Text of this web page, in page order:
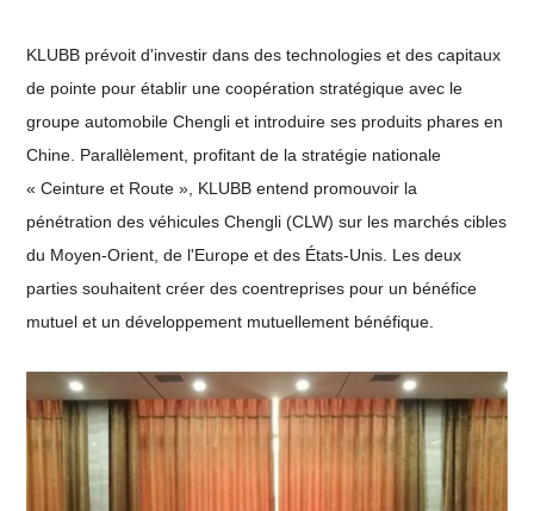
KLUBB prévoit d'investir dans des technologies et des capitaux
de pointe pour établir une coopération stratégique avec le
groupe automobile Chengli et introduire ses produits phares en
Chine. Parallèlement, profitant de la stratégie nationale
« Ceinture et Route », KLUBB entend promouvoir la
pénétration des véhicules Chengli (CLW) sur les marchés cibles
du Moyen-Orient, de l'Europe et des États-Unis. Les deux
parties souhaitent créer des coentreprises pour un bénéfice
mutuel et un développement mutuellement bénéfique.